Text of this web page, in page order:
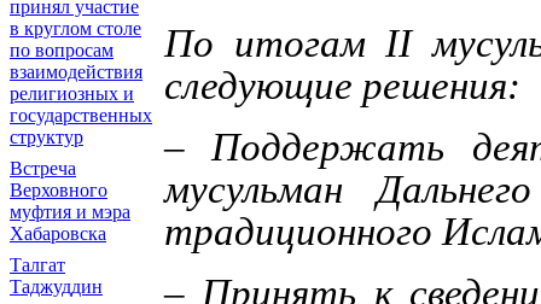
принял участие
в круглом столе
по вопросам
взаимодействия
религиозных и
государственных
структур
Встреча
Верховного
муфтия и мэра
Хабаровска
Талгат
Таджуддин
По итогам II
следующие решения:
– Поддержать
мусульман
традиционного
– Принять к